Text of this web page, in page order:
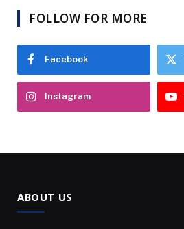
FOLLOW FOR MORE
Facebook
Instagram
ABOUT US